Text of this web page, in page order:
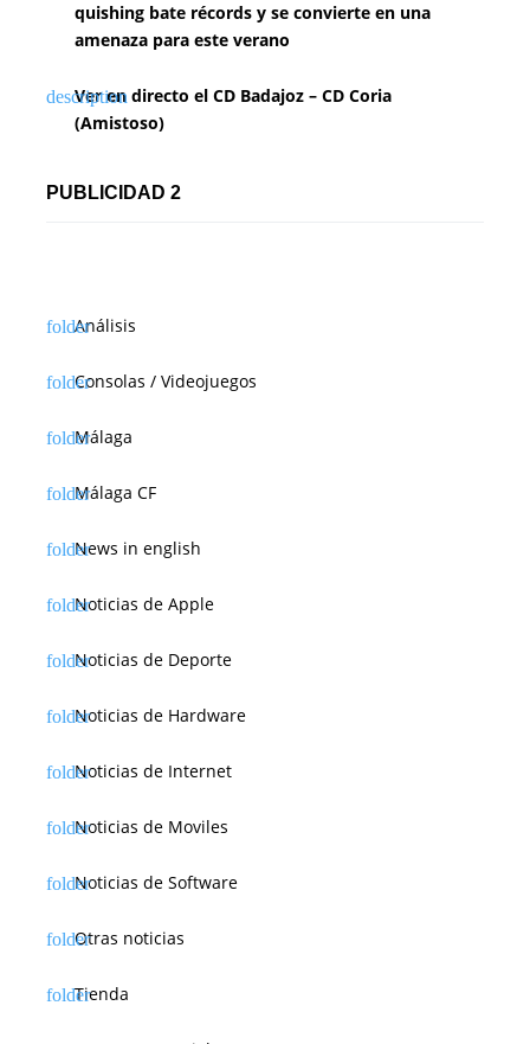
quishing bate récords y se convierte en una
amenaza para este verano
Ver en directo el CD Badajoz – CD Coria
(Amistoso)
PUBLICIDAD 2
Análisis
Consolas / Videojuegos
Málaga
Málaga CF
News in english
Noticias de Apple
Noticias de Deporte
Noticias de Hardware
Noticias de Internet
Noticias de Moviles
Noticias de Software
Otras noticias
Tienda